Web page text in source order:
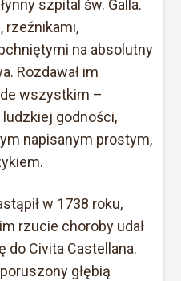
szpital św. Galla.
rzeźnikami,
na absolutny
Rozdawał im
wszystkim –
godności,
napisanym prostym,
w 1738 roku,
rzucie choroby udał
do Civita Castellana.
głębią